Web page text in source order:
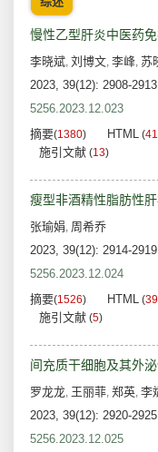
慢性乙型肝炎中医药
李晓斌, 刘博文, 李峰, 苏
2023, 39(12): 2908-
5256.2023.12.023
摘要(1380) HTML (
施引文献 (13)
瘦型非酒精性脂肪性
张瑜娟, 周希乔
2023, 39(12): 2914-
5256.2023.12.024
摘要(1526) HTML (
施引文献 (5)
间充质干细胞及其外
罗龙龙, 王丽菲, 郑英, 李
2023, 39(12): 2920-
5256.2023.12.025